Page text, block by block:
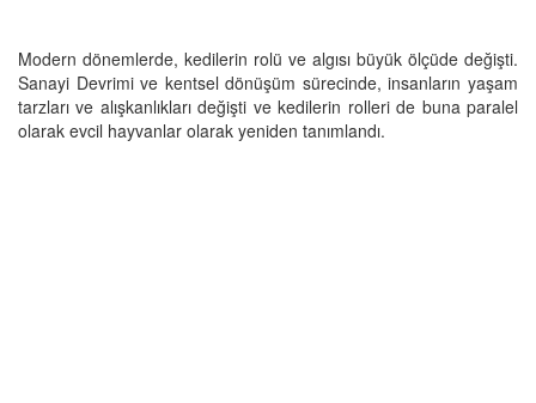
Modern dönemlerde, kedilerin rolü ve algısı büyük ölçüde değişti.
Sanayi Devrimi ve kentsel dönüşüm sürecinde, insanların yaşam
tarzları ve alışkanlıkları değişti ve kedilerin rolleri de buna paralel
olarak evcil hayvanlar olarak yeniden tanımlandı.